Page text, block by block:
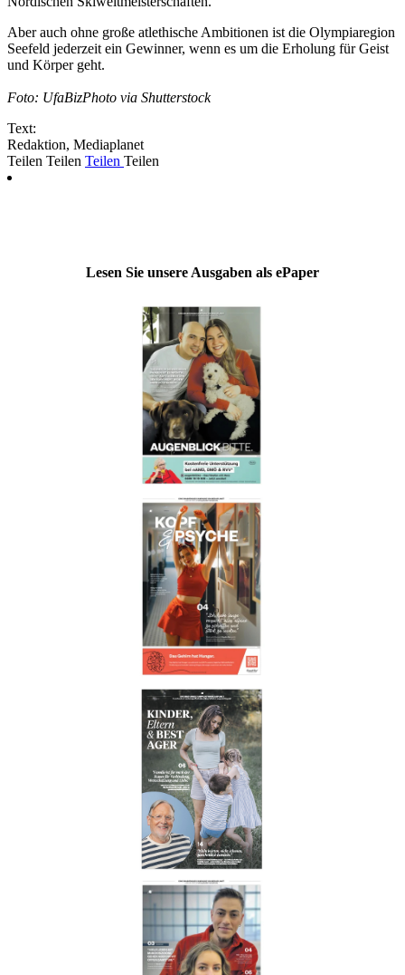
Aber auch ohne große atlethische Ambitionen ist die Olympiaregion
Seefeld jederzeit ein Gewinner, wenn es um die Erholung für Geist
und Körper geht.
Foto: UfaBizPhoto via Shutterstock
Text:
Redaktion, Mediaplanet
Teilen Teilen Teilen Teilen
Lesen Sie unsere Ausgaben als ePaper